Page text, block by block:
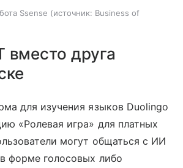
Ssense источник: Business of
вместо друга
для изучения языков Duolingo
«Ролевая игра» для платных
могут общаться с ИИ
форме голосовых либо